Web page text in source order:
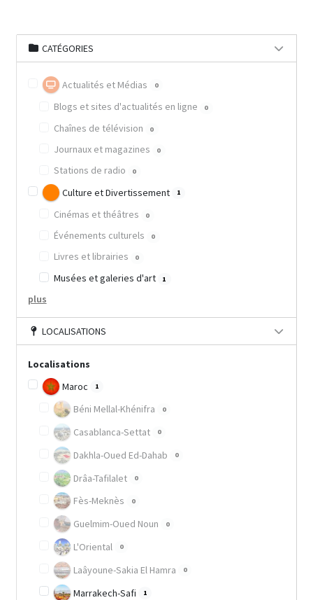
CATÉGORIES
Actualités et Médias 0
Blogs et sites d'actualités en ligne 0
Chaînes de télévision 0
Journaux et magazines 0
Stations de radio 0
Culture et Divertissement 1
Cinémas et théâtres 0
Événements culturels 0
Livres et librairies 0
Musées et galeries d'art 1
plus
LOCALISATIONS
Localisations
Maroc
1
Béni Mellal-Khénifra 0
Casablanca-Settat 0
Dakhla-Oued Ed-Dahab 0
Drâa-Tafilalet 0
Fès-Meknès 0
Guelmim-Oued Noun 0
L'Oriental 0
Laâyoune-Sakia El Hamra 0
Marrakech-Safi 1